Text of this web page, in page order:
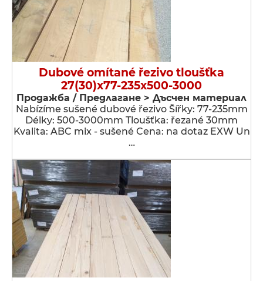
Dubové omítané řezivo tloušťka
27(30)x77-235x500-3000
Продажба / Предлагане > Дъсчен материал
Nabízíme sušené dubové řezivo Šířky: 77-235mm
Délky: 500-3000mm Tloušťka: řezané 30mm
Kvalita: ABC mix - sušené Cena: na dotaz EXW Un
…